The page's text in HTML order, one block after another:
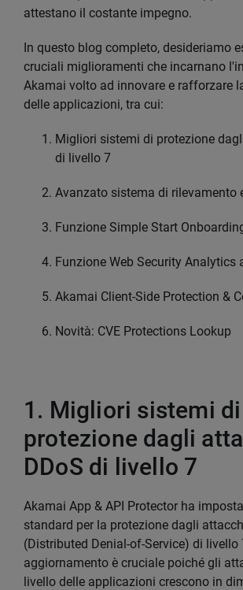
attestano il costante impegno.
In questo blog completo, desideriamo
cruciali miglioramenti che incarnano
Akamai volto ad innovare e rafforzare
delle applicazioni, tra cui:
Migliori sistemi di protezione
di livello 7
Avanzato sistema di rilevamento
Funzione Simple Start
Funzione Web Security Analytics
Akamai Client-Side Protection &
Novità: CVE Protections Lookup
1. Migliori sistemi di
protezione dagli
DDoS di livello 7
Akamai App & API Protector ha
standard per la protezione dagli
(Distributed Denial-of-Service) di livello
aggiornamento è cruciale poiché gli
livello delle applicazioni crescono in